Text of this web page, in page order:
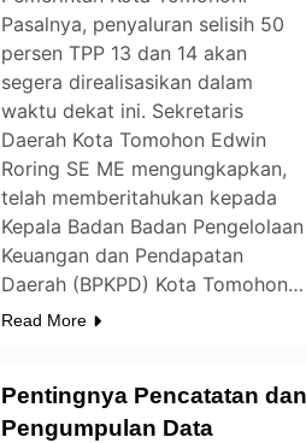
Pasalnya, penyaluran selisih 50
persen TPP 13 dan 14 akan
segera direalisasikan dalam
waktu dekat ini. Sekretaris
Daerah Kota Tomohon Edwin
Roring SE ME mengungkapkan,
telah memberitahukan kepada
Kepala Badan Badan Pengelolaan
Keuangan dan Pendapatan
Daerah (BPKPD) Kota Tomohon…
Read More
Pentingnya Pencatatan
Pengumpulan Data